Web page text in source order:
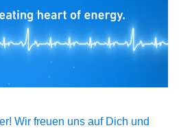
Wir freuen uns auf Dich und